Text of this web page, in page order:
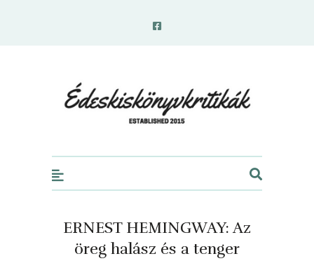
ERNEST HEMINGWAY: Az
öreg halász és a tenger